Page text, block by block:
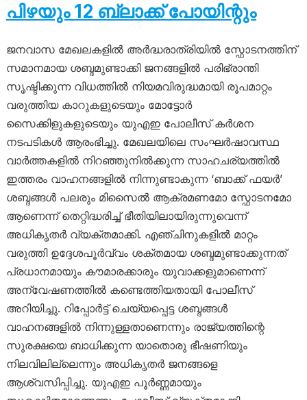
പിഴയും 12 ബ്ലാക്ക് പോയിന്റും
ജനവാസ മേഖലകളിൽ അർദ്ധരാത്രിയിൽ സ്ഫോടനത്തിന്
സമാനമായ ശബ്ദമുണ്ടാക്കി ജനങ്ങളിൽ പരിഭ്രാന്തി
സൃഷ്ടിക്കുന്ന വിധത്തിൽ നിയമവിരുദ്ധമായി രൂപമാറ്റം
വരുത്തിയ കാറുകളുടെയും മോട്ടോർ
സൈക്കിളുകളുടെയും യുഎഇ പോലീസ് കർശന
നടപടികൾ ആരംഭിച്ചു. മേഖലയിലെ സംഘർഷാവസ്ഥ
വാർത്തകളിൽ നിറഞ്ഞുനിൽക്കുന്ന സാഹചര്യത്തിൽ
ഇത്തരം വാഹനങ്ങളിൽ നിന്നുണ്ടാകുന്ന ‘ബാക്ക് ഫയർ’
ശബ്ദങ്ങൾ പലരും മിസൈൽ ആക്രമണമോ സ്ഫോടനമോ
ആണെന്ന് തെറ്റിദ്ധരിച്ച് ഭീതിയിലായിരുന്നുവെന്ന്
അധികൃതർ വ്യക്തമാക്കി. എഞ്ചിനുകളിൽ മാറ്റം
വരുത്തി ഉദ്ദേശപൂർവ്വം ശക്തമായ ശബ്ദമുണ്ടാക്കുന്നത്
പ്രധാനമായും കൗമാരക്കാരും യുവാക്കളുമാണെന്ന്
അന്വേഷണത്തിൽ കണ്ടെത്തിയതായി പോലീസ്
അറിയിച്ചു. റിപ്പോർട്ട് ചെയ്യപ്പെട്ട ശബ്ദങ്ങൾ
വാഹനങ്ങളിൽ നിന്നുള്ളതാണെന്നും രാജ്യത്തിന്റെ
സുരക്ഷയെ ബാധിക്കുന്ന യാതൊരു ഭീഷണിയും
നിലവിലില്ലെന്നും അധികൃതർ ജനങ്ങളെ
ആശ്വസിപ്പിച്ചു. യുഎഇ പൂർണ്ണമായും